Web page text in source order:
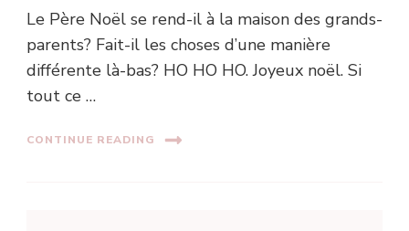
Le Père Noël se rend-il à la maison des grands-
parents? Fait-il les choses d’une manière
différente là-bas? HO HO HO. Joyeux noël. Si
tout ce …
CONTINUE READING